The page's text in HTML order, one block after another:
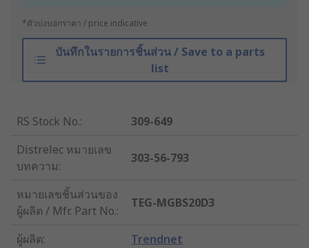
*ตัวบ่งบอกราคา / price indicative
บันทึกในรายการชิ้นส่วน / Save to a parts
list
RS Stock No.:
309-649
Distrelec หมายเลข
บทความ:
303-56-793
หมายเลขชิ้นส่วนของ
ผู้ผลิต / Mfr. Part No.:
TEG-MGBS20D3
ผู้ผลิต: Trendnet